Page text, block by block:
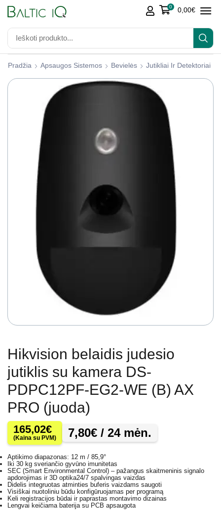
0 0,00€
Pradžia Apsaugos Sistemos Bevielės Jutikliai Ir Detektoriai
Hikvision belaidis judesio
jutiklis su kamera DS-
PDPC12PF-EG2-WE (B) AX
PRO (juoda)
165,02€
(Kaina su PVM) 7,80€ / 24 mėn.
Aptikimo diapazonas: 12 m / 85,9°
Iki 30 kg sveriančio gyvūno imunitetas
SEC (Smart Environmental Control) – pažangus skaitmeninis signalo
apdorojimas ir 3D optika24/7 spalvingas vaizdas
Didelis integruotas atminties buferis vaizdams saugoti
Visiškai nuotoliniu būdu konfigūruojamas per programą
Keli registracijos būdai ir paprastas montavimo dizainas
Lengvai keičiama baterija su PCB apsaugota